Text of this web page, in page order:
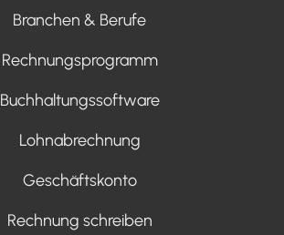
Branchen & Berufe
Rechnungsprogramm
Buchhaltungssoftware
Lohnabrechnung
Geschäftskonto
Rechnung schreiben